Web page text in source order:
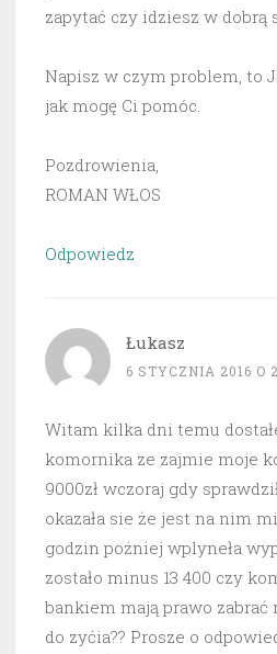
zapytać czy idziesz w dobrą
Napisz w czym problem, to
jak mogę Ci pomóc.
Pozdrowienia,
ROMAN WŁOS
Odpowiedz
Łukasz
6 STYCZNIA 2016 O
Witam kilka dni temu
komornika ze zajmie moje
9000zł wczoraj gdy
okazała sie że jest na nim
godzin poźniej wplyneła
zostało minus 13 400 czy
bankiem mają prawo
do zyćia?? Prosze o